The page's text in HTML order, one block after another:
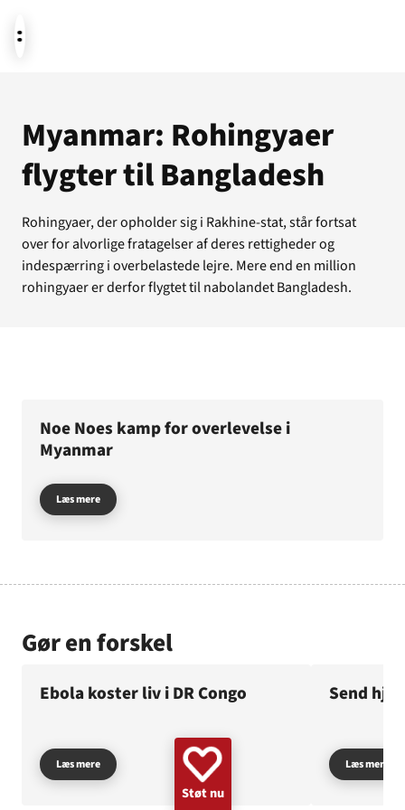
Aktuelt
Støt
Om os
GAZA KVINDER UKRAINE NØDHJÆLP
MINERYDNING
Myanmar: Rohingyaer
flygter til Bangladesh
Rohingyaer, der opholder sig i Rakhine-stat, står fortsat
over for alvorlige fratagelser af deres rettigheder og
indespærring i overbelastede lejre. Mere end en million
rohingyaer er derfor flygtet til nabolandet Bangladesh.
Noe Noes kamp for overlevelse i
Myanmar
Læs mere
Gør en forskel
Ebola koster liv i DR Congo
Læs mere
Send
Læs mere
Støt nu